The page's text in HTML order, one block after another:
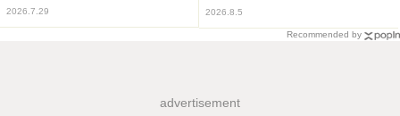
2026.7.29 2026.8.5
Recommended by
advertisement